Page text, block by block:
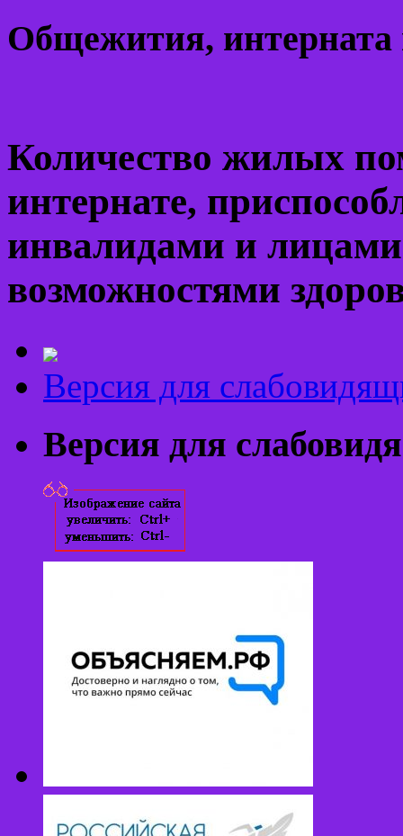
Общежития, интерната
Количество жилых
интернате,
инвалидами и
возможностями
Версия для
Версия для